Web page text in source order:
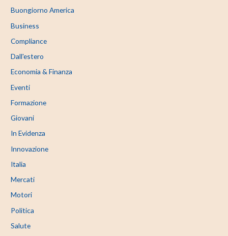
Buongiorno America
Business
Compliance
Dall'estero
Economia & Finanza
Eventi
Formazione
Giovani
In Evidenza
Innovazione
Italia
Mercati
Motori
Politica
Salute